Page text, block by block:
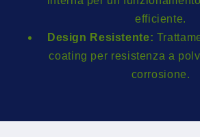
efficiente.
Design Resistente:
coating per resistenza a
corrosione.